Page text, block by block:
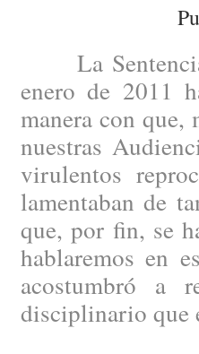
La Sentencia
enero de 2011
manera con que,
nuestras
virulentos
lamentaban de
que, por fin, se
hablaremos en
acostumbró a
disciplinario que